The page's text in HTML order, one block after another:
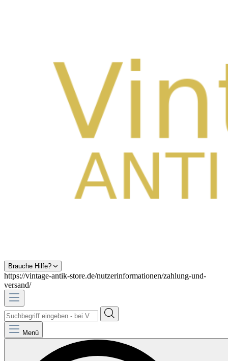
Brauche Hilfe?
https://vintage-antik-store.de/nutzerinformationen/zahlung-und-
versand/
Menü